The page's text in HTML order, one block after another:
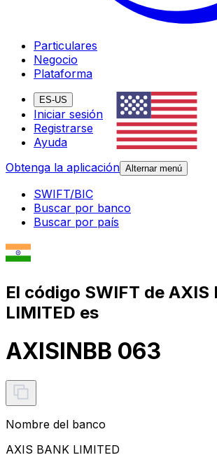
Particulares
Negocio
Plataforma
ES-US
Iniciar sesión
Registrarse
Ayuda
Obtenga la aplicación Alternar menú
SWIFT/BIC
Buscar por banco
Buscar por país
El código SWIFT de AXIS
LIMITED es
AXISINBB 063
Nombre del banco
AXIS BANK LIMITED